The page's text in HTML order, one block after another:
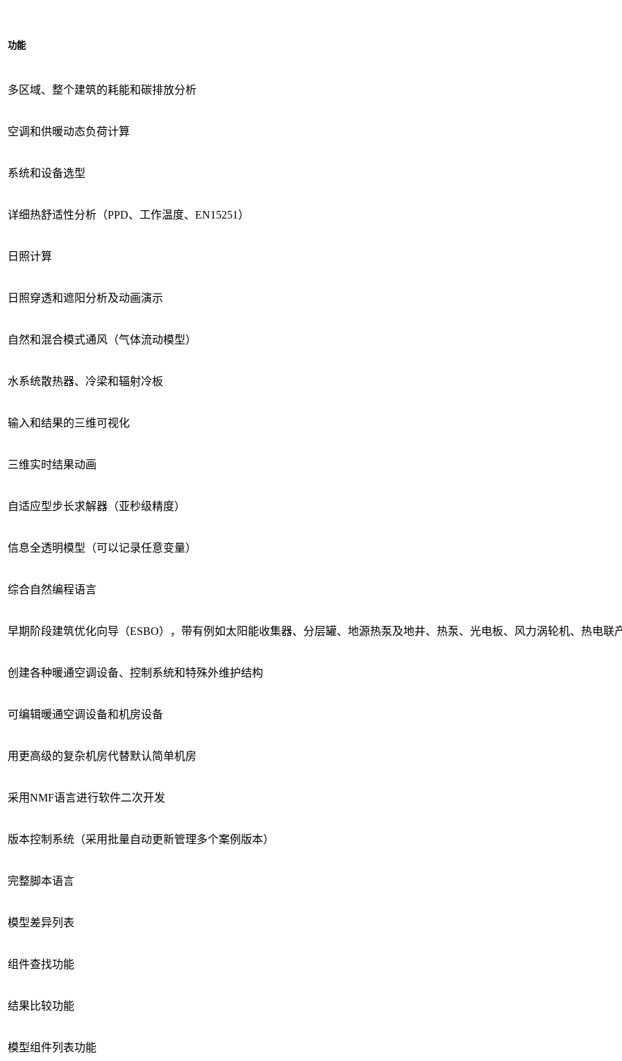
功能
多区域、整个建筑的耗能和碳排放分析
空调和供暖动态负荷计算
系统和设备选型
详细热舒适性分析（PPD、工作温度、EN15251）
日照计算
日照穿透和遮阳分析及动画演示
自然和混合模式通风（气体流动模型）
水系统散热器、冷梁和辐射冷板
输入和结果的三维可视化
三维实时结果动画
自适应型步长求解器（亚秒级精度）
信息全透明模型（可以记录任意变量）
综合自然编程语言
早期阶段建筑优化向导（ESBO），带有例如太阳能收集器、分层罐、地源热泵及地井、热泵、光电板、风力涡轮机、热电联
创建各种暖通空调设备、控制系统和特殊外维护结构
可编辑暖通空调设备和机房设备
用更高级的复杂机房代替默认简单机房
采用NMF语言进行软件二次开发
版本控制系统（采用批量自动更新管理多个案例版本）
完整脚本语言
模型差异列表
组件查找功能
结果比较功能
模型组件列表功能